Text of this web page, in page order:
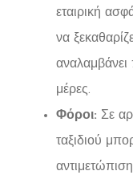
εταιρική
να
μέρες.
Φόροι: Σε
ταξιδιού